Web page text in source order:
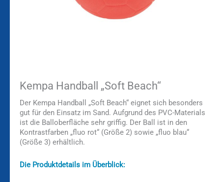
Kempa Handball „Soft Beach“
Der Kempa Handball „Soft Beach“ eignet sich besonders
gut für den Einsatz im Sand. Aufgrund des PVC-Materials
ist die Balloberfläche sehr griffig. Der Ball ist in den
Kontrastfarben „fluo rot“ (Größe 2) sowie „fluo blau“
(Größe 3) erhältlich.
Die Produktdetails im Überblick: